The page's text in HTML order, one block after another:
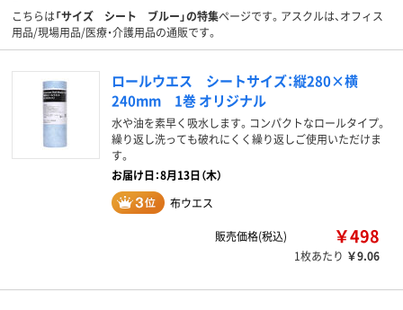
こちらは「サイズ シート ブルー」の特集ページです。アスクルは、オフィス
用品/現場用品/医療・介護用品の通販です。
ロールウエス シートサイズ：縦280×横
240mm 1巻 オリジナル
水や油を素早く吸水します。コンパクトなロールタイプ。
繰り返し洗っても破れにくく繰り返しご使用いただけま
す。
お届け日：8月13日（木）
布ウエス
販売価格(税込) ￥498
1枚あたり ￥9.06